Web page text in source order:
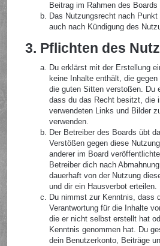
Beitrag im Rahmen des
Das Nutzungsrecht nach
auch nach Kündigung des
3. Pflichten des
Du erklärst mit der Erstellung
keine Inhalte enthält, die
die guten Sitten verstoßen. Du
dass du das Recht besitzt, die
verwendeten Links und Bilder
verwenden.
Der Betreiber des Boards übt
Verstößen gegen diese
anderer im Board
Betreiber dich nach
dauerhaft von der Nutzung
und dir ein Hausverbot erteilen.
Du nimmst zur Kenntnis, dass
Verantwortung für die Inhalte
die er nicht selbst erstellt hat
Kenntnis genommen hat. Du
dein Benutzerkonto, Beiträge